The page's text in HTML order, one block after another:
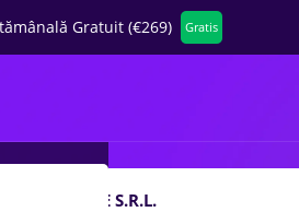
Gratuit (€269) Gratis
BUCATARIE S.R.L.